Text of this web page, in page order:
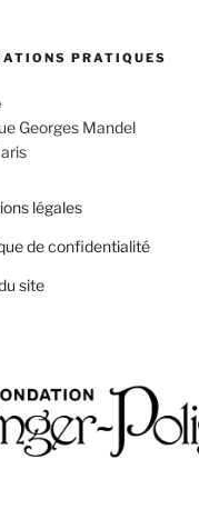
PRATIQUES
Georges Mandel
légales
de confidentialité
site